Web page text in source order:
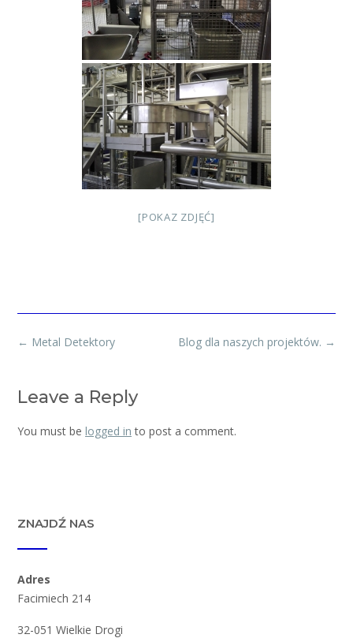
[POKAZ ZDJĘĆ]
Post
Blog dla naszych projektów. →
← Metal Detektory
Leave a Reply
You must be logged in to post a comment.
ZNAJDŹ NAS
Adres
Facimiech 214
32-051 Wielkie Drogi